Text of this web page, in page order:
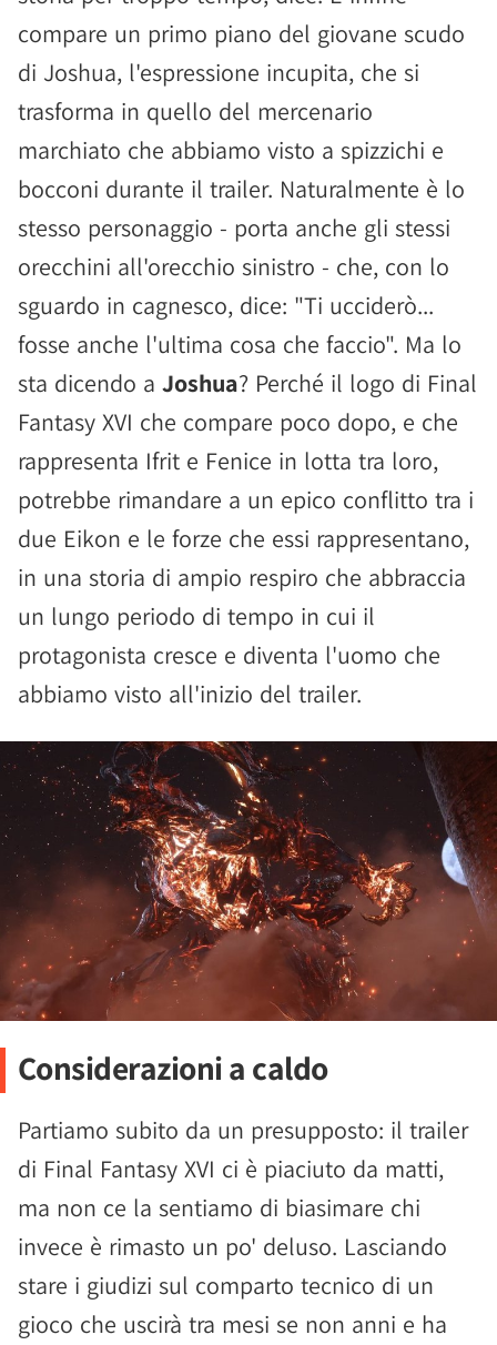
compare un primo piano del giovane scudo
di Joshua, l'espressione incupita, che si
trasforma in quello del mercenario
marchiato che abbiamo visto a spizzichi e
bocconi durante il trailer. Naturalmente è lo
stesso personaggio - porta anche gli stessi
orecchini all'orecchio sinistro - che, con lo
sguardo in cagnesco, dice: "Ti ucciderò...
fosse anche l'ultima cosa che faccio". Ma lo
sta dicendo a Joshua? Perché il logo di Final
Fantasy XVI che compare poco dopo, e che
rappresenta Ifrit e Fenice in lotta tra loro,
potrebbe rimandare a un epico conflitto tra i
due Eikon e le forze che essi rappresentano,
in una storia di ampio respiro che abbraccia
un lungo periodo di tempo in cui il
protagonista cresce e diventa l'uomo che
abbiamo visto all'inizio del trailer.
Considerazioni a caldo
Partiamo subito da un presupposto: il trailer
di Final Fantasy XVI ci è piaciuto da matti,
ma non ce la sentiamo di biasimare chi
invece è rimasto un po' deluso. Lasciando
stare i giudizi sul comparto tecnico di un
gioco che uscirà tra mesi se non anni e ha